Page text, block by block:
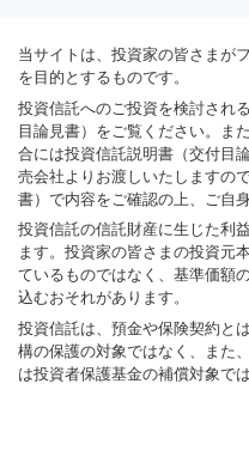
当サイトは、投資家の皆さまが
を目的とするものです。
投資信託へのご投資を検討され
目論見書）をご覧ください。ま
合には投資信託説明書（交付目
売会社よりお渡しいたしますの
書）で内容をご確認の上、ご自
投資信託の信託財産に生じた利
ます。投資家の皆さまの投資元
ているものではなく、基準価額
込むおそれがあります。
投資信託は、預金や保険契約と
構の保護の対象ではなく、また
は投資者保護基金の補償対象で